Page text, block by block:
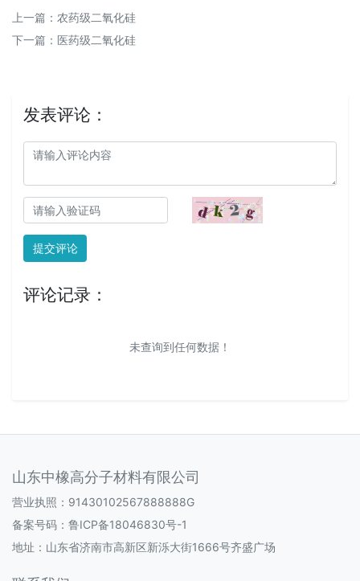
上一篇： 农药级二氧化硅
下一篇： 医药级二氧化硅
发表评论：
提交评论
评论记录：
未查询到任何数据！
山东中橡高分子材料有限公司
营业执照：91430102567888888G
备案号码： 鲁ICP备18046830号-1
地址：山东省济南市高新区新泺大街1666号齐盛广场